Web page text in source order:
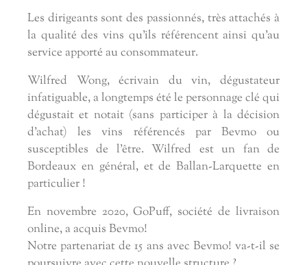
Les dirigeants sont des passionnés, très attachés à
la qualité des vins qu'ils référencent ainsi qu'au
service apporté au consommateur.
Wilfred Wong, écrivain du vin, dégustateur
infatiguable, a longtemps été le personnage clé qui
dégustait et notait (sans participer à la décision
d'achat) les vins référencés par Bevmo ou
susceptibles de l'être. Wilfred est un fan de
Bordeaux en général, et de Ballan-Larquette en
particulier !
En novembre 2020, GoPuff, société de livraison
online, a acquis Bevmo!
Notre partenariat de 15 ans avec Bevmo! va-t-il se